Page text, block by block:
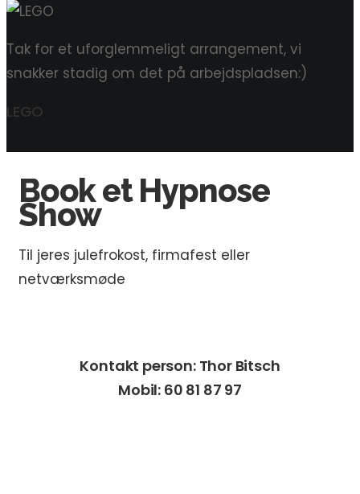
Tak for et uforglemmeligt arrangement, vi
snakker stadig om det på arbejdspladsen:)
LEGO
Book et Hypnose
Show
Til jeres julefrokost, firmafest eller
netværksmøde
Kontakt person: Thor Bitsch
Mobil: 60 81 87 97